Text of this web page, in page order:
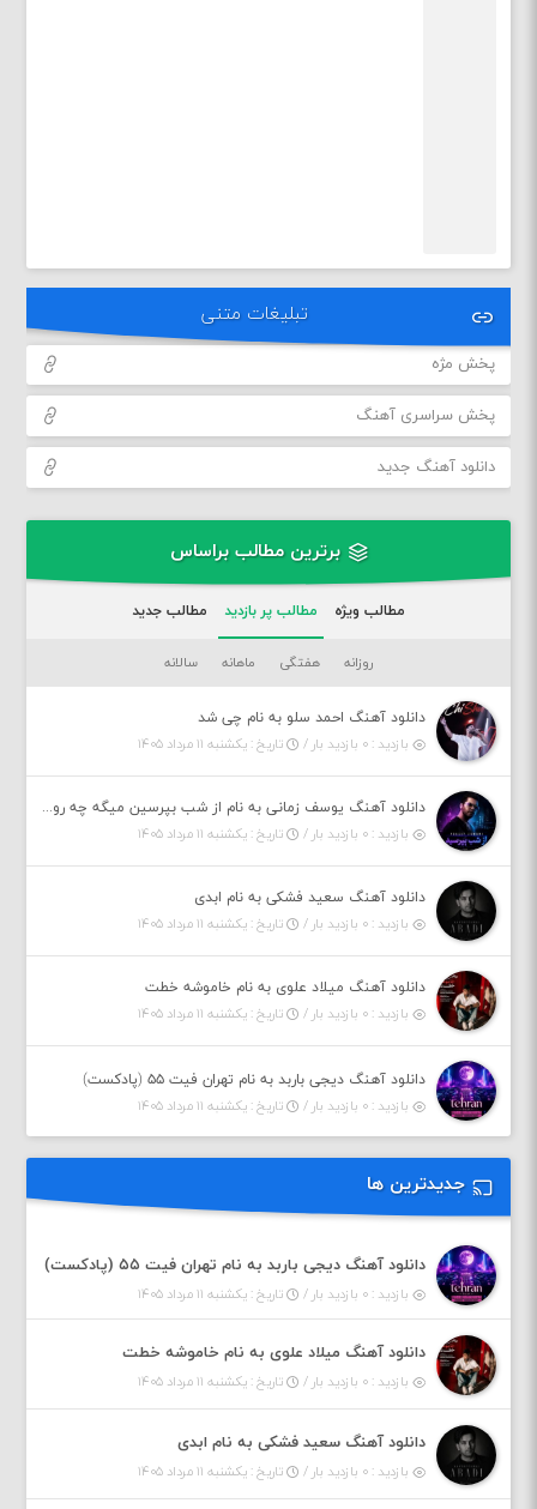
تبلیغات متنی
پخش مژه
پخش سراسری آهنگ
دانلود آهنگ جدید
برترین مطالب براساس
مطالب ویژه مطالب پر بازدید مطالب جدید
روزانه هفتگی ماهانه سالانه
دانلود آهنگ احمد سلو به نام چی شد
بازدید : ۰ بازدید بار /
تاریخ : یکشنبه ۱۱ مرداد ۱۴۰۵
دانلود آهنگ یوسف زمانی به نام از شب بپرسین میگه چه روزگاری دارم
بازدید : ۰ بازدید بار /
تاریخ : یکشنبه ۱۱ مرداد ۱۴۰۵
دانلود آهنگ سعید فشکی به نام ابدی
بازدید : ۰ بازدید بار /
تاریخ : یکشنبه ۱۱ مرداد ۱۴۰۵
دانلود آهنگ میلاد علوی به نام خاموشه خطت
بازدید : ۰ بازدید بار /
تاریخ : یکشنبه ۱۱ مرداد ۱۴۰۵
دانلود آهنگ دیجی باربد به نام تهران فیت ۵۵ (پادکست)
بازدید : ۰ بازدید بار /
تاریخ : یکشنبه ۱۱ مرداد ۱۴۰۵
جدیدترین ها
دانلود آهنگ دیجی باربد به نام تهران فیت ۵۵ (پادکست)
بازدید : ۰ بازدید بار / تاریخ : یکشنبه ۱۱ مرداد ۱۴۰۵
دانلود آهنگ میلاد علوی به نام خاموشه خطت
بازدید : ۰ بازدید بار / تاریخ : یکشنبه ۱۱ مرداد ۱۴۰۵
دانلود آهنگ سعید فشکی به نام ابدی
بازدید : ۰ بازدید بار / تاریخ : یکشنبه ۱۱ مرداد ۱۴۰۵